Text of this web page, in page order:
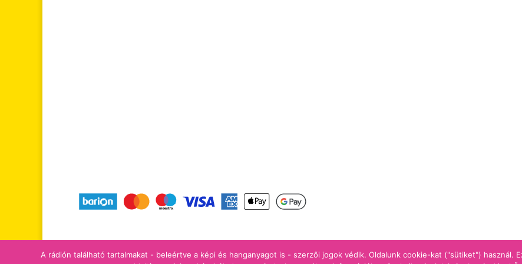
tájékoztatók adomány/támogatás
A rádión található tartalmakat - beleértve a képi és hanganyagot is - szerzői jogok védik. Oldalunk cookie-kat ("sütiket") használ.